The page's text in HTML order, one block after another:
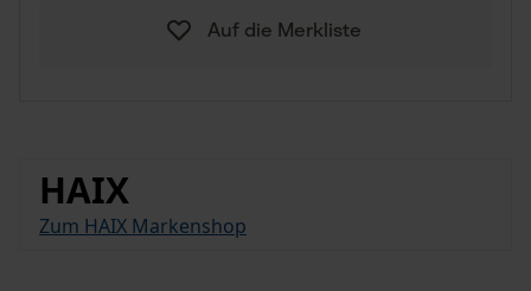
Auf die Merkliste
HAIX
Zum HAIX Markenshop